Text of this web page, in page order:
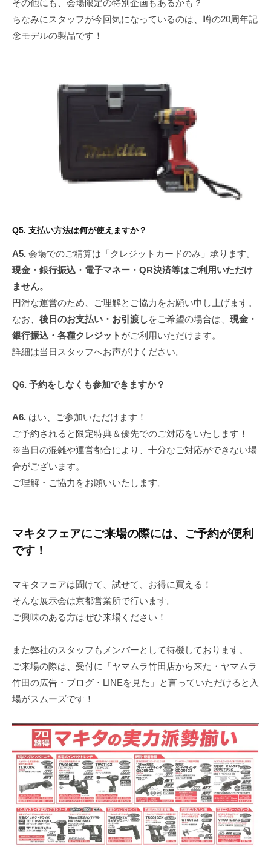
その他にも、会場限定の特別企画もあるかも？
ちなみにスタッフが今回気になっているのは、噂の20周年記
念モデルの製品です！
Q5. 支払い方法は何が使えますか？
A5. 会場でのご精算は「クレジットカードのみ」承ります。
現金・銀行振込・電子マネー・QR決済等はご利用いただけ
ません。
円滑な運営のため、ご理解とご協力をお願い申し上げます。
なお、 後日のお支払い・お引渡しをご希望の場合は、 現金・
銀行振込・各種クレジット がご利用いただけます。
詳細は当日スタッフへお声がけください。
Q6. 予約をしなくも参加できますか？
A6. はい、ご参加いただけます！
ご予約されると限定特典＆優先でのご対応をいたします！
※当日の混雑や運営都合により、十分なご対応ができない場
合がございます。
ご理解・ご協力をお願いいたします。
マキタフェアにご来場の際には、ご予約が便利
です！
マキタフェアは聞けて、試せて、お得に買える！
そんな展示会は京都営業所で行います。
ご興味のある方はぜひ来場ください！
また弊社のスタッフもメンバーとして待機しております。
ご来場の際は、受付に「ヤマムラ竹田店から来た・ヤマムラ
竹田の広告・ブログ・LINEを見た」と言っていただけると入
場がスムーズです！